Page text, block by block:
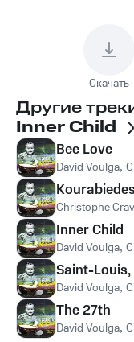
Скачать
Другие
Inner Child
Bee Love
David Voulga,
Christophe
Inner Child
David Voulga,
Saint-Louis,
David Voulga,
The 27th
David Voulga,